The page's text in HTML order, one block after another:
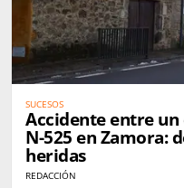
SUCESOS
Accidente entre
N-525 en Zamora:
heridas
REDACCIÓN